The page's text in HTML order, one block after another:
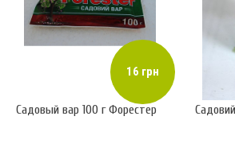
16 грн
Садовый вар 100 г Форестер